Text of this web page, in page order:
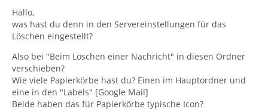
Hallo,
was hast du denn in den Servereinstellungen für das
Löschen eingestellt?
Also bei "Beim Löschen einer Nachricht" in diesen Ordner
verschieben?
Wie viele Papierkörbe hast du? Einen im Hauptordner und
eine in den "Labels" [Google Mail]
Beide haben das für Papierkörbe typische Icon?